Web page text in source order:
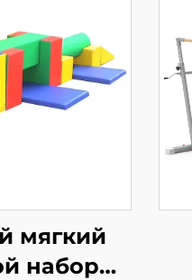
мягкий
набор